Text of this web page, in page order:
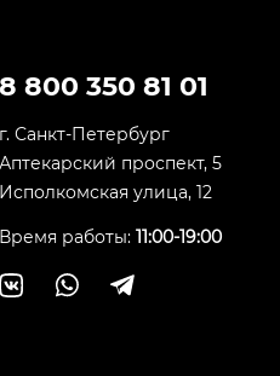
8 800 350 81 01
г. Санкт-Петербург
Аптекарский проспект, 5
Исполкомская улица, 12
Время работы: 11:00-19:00